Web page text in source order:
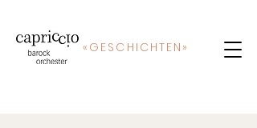
« GESCHICHTEN»